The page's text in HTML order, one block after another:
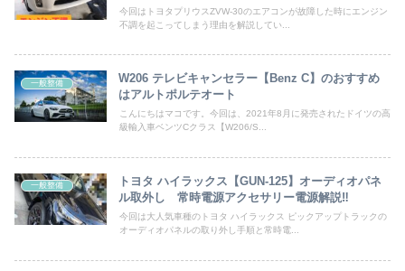
今回はトヨタプリウスZVW-30のエアコンが故障した時にエンジン
不調を起こってしまう理由を解説してい...
一般整備
W206 テレビキャンセラー【Benz C】のおすすめ
はアルトポルテオート
こんにちはマコです。今回は、2021年8月に発売されたドイツの高
級輸入車ベンツCクラス【W206/S...
一般整備
トヨタ ハイラックス【GUN-125】オーディオパネ
ル取外し 常時電源アクセサリー電源解説‼
今回は大人気車種のトヨタ ハイラックス ピックアップトラックの
オーディオパネルの取り外し手順と常時電...